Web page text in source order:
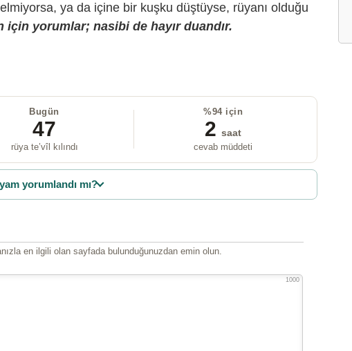
ya da içine bir kuşku düştüyse, rüyanı olduğu
için yorumlar; nasibi de hayır duandır.
Bugün
47
rüya te’vîl kılındı
%94 için
2 saat
cevab müddeti
yorumlandı mı?
en ilgili olan sayfada bulunduğunuzdan emin olun.
1000